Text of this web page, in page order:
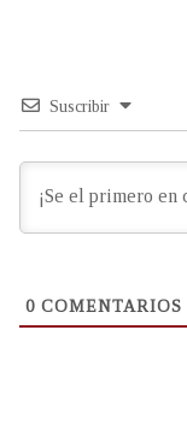
Suscribir
0 COMENTARIOS